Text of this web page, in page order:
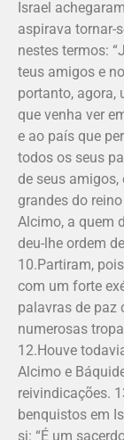
Israel
aspirava tornar-
nestes termos:
teus amigos e
portanto, agora,
que venha ver
e ao país que
todos os seus
de seus amigos,
grandes do
Alcimo, a quem
deu-lhe ordem
10.Partiram,
com um forte
palavras de paz
numerosas
12.Houve
Alcimo e
reivindicações.
benquistos em
si: “É um